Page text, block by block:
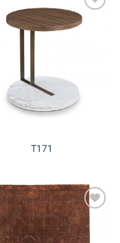
Додади во
желботека
T171
Додади во
желботека